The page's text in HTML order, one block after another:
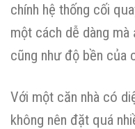
chính hệ thống cối
một cách dễ dàng
cũng như độ bền của
Với một căn nhà có
không nên đặt quá